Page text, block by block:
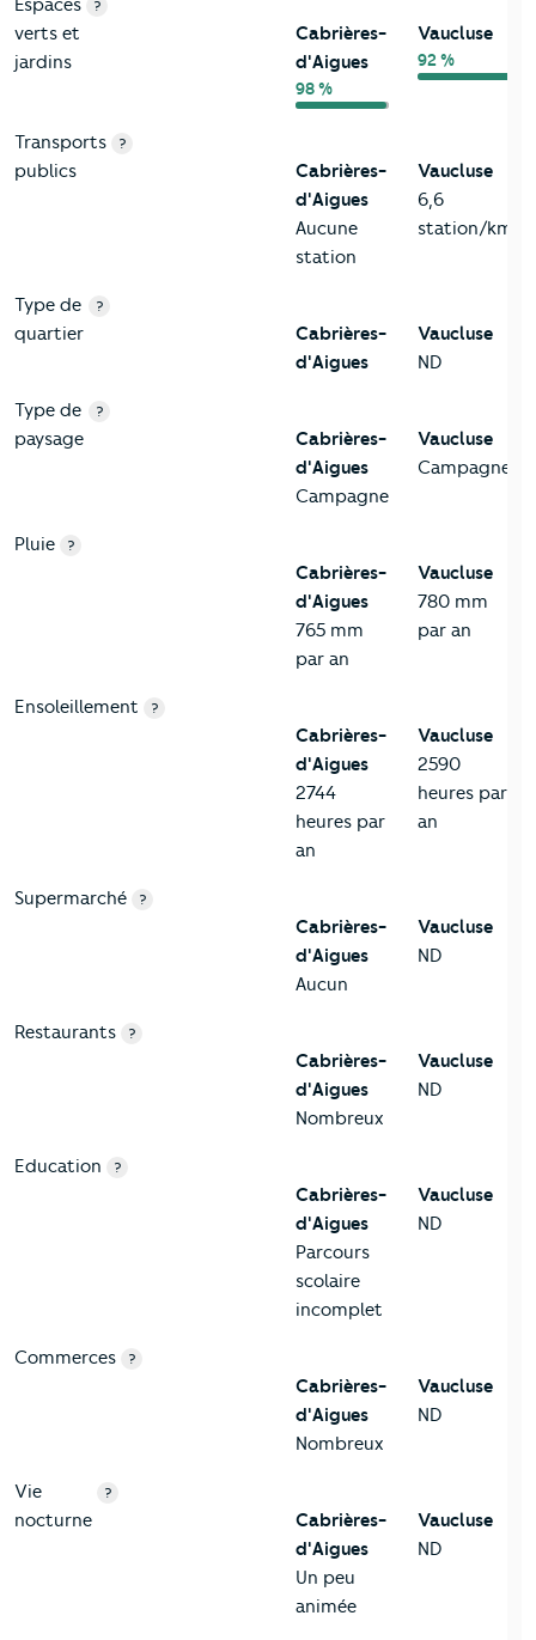
Espaces
verts et
jardins
?
Cabrières-
d'Aigues
98 %
Vaucluse
92 %
Transports
publics
?
Cabrières-
d'Aigues
Aucune
station
Vaucluse
6,6
station/km²
Type de
quartier
?
Cabrières-
d'Aigues
Vaucluse
ND
Type de
paysage
?
Cabrières-
d'Aigues
Campagne
Vaucluse
Campagne
Pluie ?
Cabrières-
d'Aigues
765 mm
par an
Vaucluse
780 mm
par an
Ensoleillement ?
Cabrières-
d'Aigues
2744
heures par
an
Vaucluse
2590
heures par
an
Supermarché ?
Cabrières-
d'Aigues
Aucun
Vaucluse
ND
Restaurants ?
Cabrières-
d'Aigues
Nombreux
Vaucluse
ND
Education ?
Cabrières-
d'Aigues
Parcours
scolaire
incomplet
Vaucluse
ND
Commerces ?
Cabrières-
d'Aigues
Nombreux
Vaucluse
ND
Vie
nocturne
?
Cabrières-
d'Aigues
Un peu
animée
Vaucluse
ND